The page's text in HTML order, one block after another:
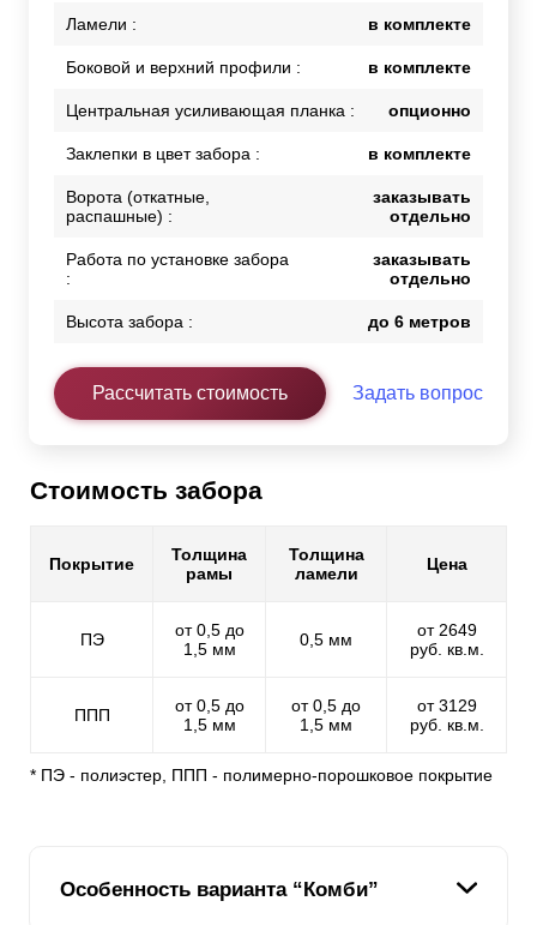
Ламели : в комплекте
Боковой и верхний профили : в комплекте
Центральная усиливающая планка : опционно
Заклепки в цвет забора : в комплекте
Ворота (откатные,
распашные) :
заказывать
отдельно
Работа по установке забора
:
заказывать
отдельно
Высота забора : до 6 метров
Рассчитать стоимость Задать вопрос
Стоимость забора
Покрытие
Толщина
рамы
Толщина
ламели
Цена
ПЭ
от 0,5 до
1,5 мм
0,5 мм
от 2649
руб. кв.м.
ППП
от 0,5 до
1,5 мм
от 0,5 до
1,5 мм
от 3129
руб. кв.м.
* ПЭ - полиэстер, ППП - полимерно-порошковое покрытие
Особенность варианта “Комби”